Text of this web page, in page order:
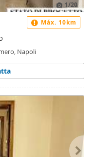
1/20
Napoli
Máx. 10km